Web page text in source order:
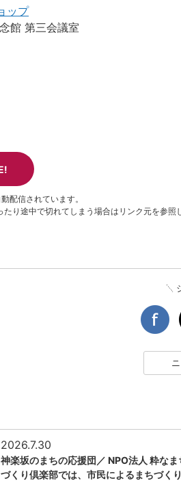
ップ
館 第三会議室
配信されています。
り途中で切れてしまう場合はリンク元を参照
2026.7.30
神楽坂のまちの応援団／ NPO法人 粋なま
づくり倶楽部では、市民によるまちづくり